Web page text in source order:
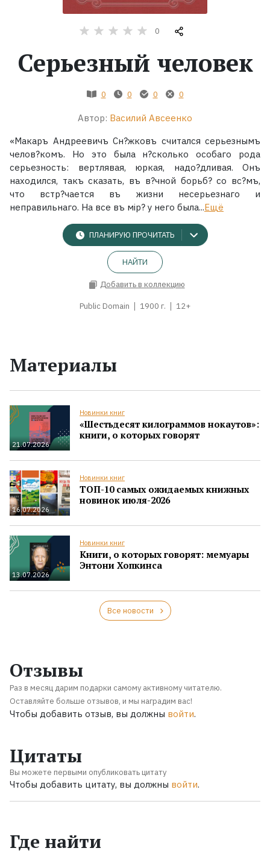
Серии
Экранизации
0
Серьезный человек
0 0 0 0
Автор: Василий Авсеенко
«Макаръ Андреевичъ Сн?жковъ считался серьезнымъ
челов?комъ. Но это была н?сколько особаго рода
серьезность: вертлявая, юркая, надо?дливая. Онъ
находился, такъ сказать, въ в?чной борьб? со вс?мъ,
что встр?чается въ жизни несерьезнаго и
неправильнаго. На все въ мір? у него была...Ещё
ПЛАНИРУЮ ПРОЧИТАТЬ
НАЙТИ
Добавить в коллекцию
Public Domain 1900 г. 12+
Материалы
21.07.2026
Новинки книг
«Шестьдесят килограммов нокаутов»:
книги, о которых говорят
16.07.2026
Новинки книг
ТОП-10 самых ожидаемых книжных
новинок июля-2026
13.07.2026
Новинки книг
Книги, о которых говорят: мемуары
Энтони Хопкинса
Все новости
Отзывы
Раз в месяц дарим подарки самому активному читателю.
Оставляйте больше отзывов, и мы наградим вас!
Чтобы добавить отзыв, вы должны войти.
Цитаты
Вы можете первыми опубликовать цитату
Чтобы добавить цитату, вы должны войти.
Где найти